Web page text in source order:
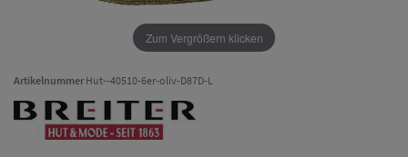
Zum Vergrößern klicken
ArtikelnummerHut--40510-6er-oliv-D87D-L